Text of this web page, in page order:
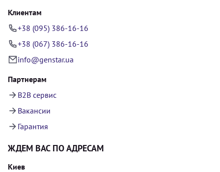
Клиентам
+38 (095) 386-16-16
+38 (067) 386-16-16
info@genstar.ua
Партнерам
B2B сервис
Вакансии
Гарантия
ЖДЕМ ВАС ПО АДРЕСАМ
Киев